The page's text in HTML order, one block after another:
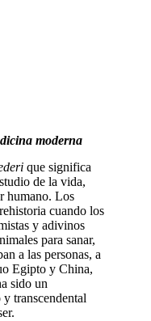
moderna
que significa
de la vida,
humano. Los
cuando los
y adivinos
para sanar,
a las personas, a
Egipto y China,
sido un
transcendental